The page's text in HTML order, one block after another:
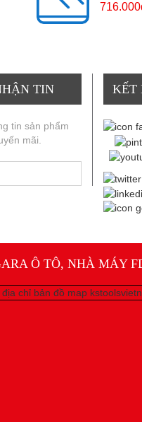
TIN
tin sản phẩm
mãi.
KẾT
Ô TÔ, NHÀ MÁY